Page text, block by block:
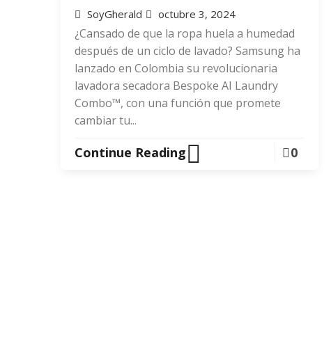
SoyGherald octubre 3, 2024
¿Cansado de que la ropa huela a humedad
después de un ciclo de lavado? Samsung ha
lanzado en Colombia su revolucionaria
lavadora secadora Bespoke AI Laundry
Combo™, con una función que promete
cambiar tu...
Continue Reading 0